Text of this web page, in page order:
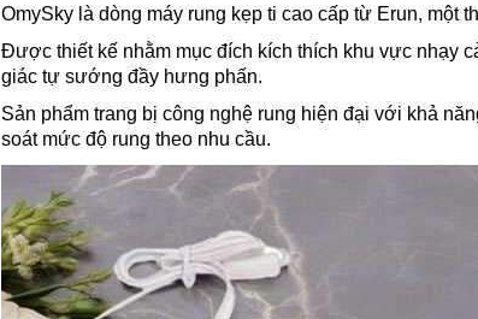
OmySky là dòng máy rung kẹp ti cao cấp từ Erun, một
Được thiết kế nhằm mục đích kích thích khu vực nhạy
giác tự sướng đầy hưng phấn.
Sản phẩm trang bị công nghệ rung hiện đại với khả
soát mức độ rung theo nhu cầu.